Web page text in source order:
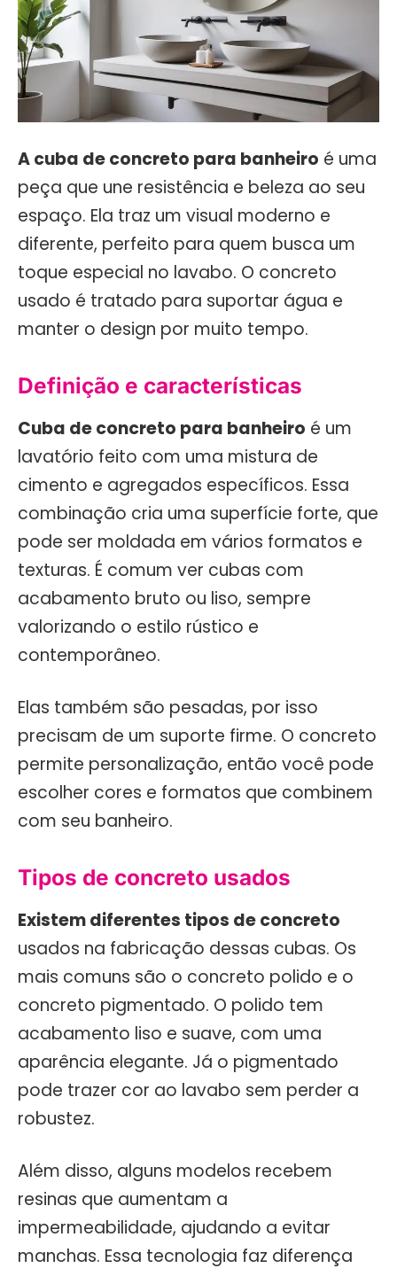
A cuba de concreto para banheiro é uma
peça que une resistência e beleza ao seu
espaço. Ela traz um visual moderno e
diferente, perfeito para quem busca um
toque especial no lavabo. O concreto
usado é tratado para suportar água e
manter o design por muito tempo.
Definição e características
Cuba de concreto para banheiro é um
lavatório feito com uma mistura de
cimento e agregados específicos. Essa
combinação cria uma superfície forte, que
pode ser moldada em vários formatos e
texturas. É comum ver cubas com
acabamento bruto ou liso, sempre
valorizando o estilo rústico e
contemporâneo.
Elas também são pesadas, por isso
precisam de um suporte firme. O concreto
permite personalização, então você pode
escolher cores e formatos que combinem
com seu banheiro.
Tipos de concreto usados
Existem diferentes tipos de concreto
usados na fabricação dessas cubas. Os
mais comuns são o concreto polido e o
concreto pigmentado. O polido tem
acabamento liso e suave, com uma
aparência elegante. Já o pigmentado
pode trazer cor ao lavabo sem perder a
robustez.
Além disso, alguns modelos recebem
resinas que aumentam a
impermeabilidade, ajudando a evitar
manchas. Essa tecnologia faz diferença